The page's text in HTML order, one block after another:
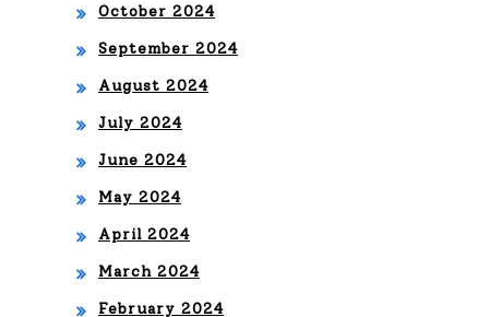
October 2024
September 2024
August 2024
July 2024
June 2024
May 2024
April 2024
March 2024
February 2024